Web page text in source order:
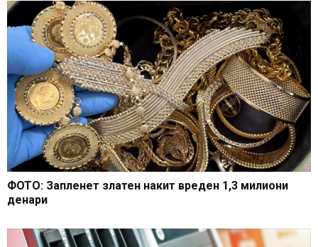
ФОТО: Запленет златен накит вреден 1,3 милиони
денари